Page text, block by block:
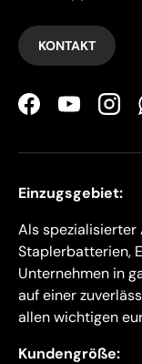
KONTAKT
FacebookYouTube
Einzugsgebiet:
Als
Staplerbatterien,
Unternehmen in
auf einer
allen wichtigen
Kundengröße: